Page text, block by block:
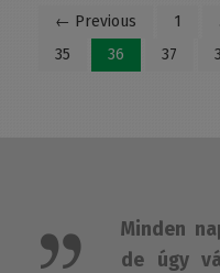
← Previous 1
35
36 37
Minden
de úgy